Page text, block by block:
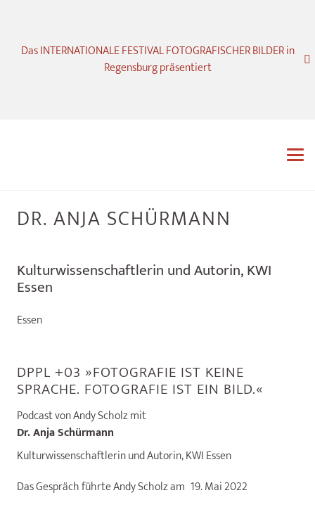
Das INTERNATIONALE FESTIVAL FOTOGRAFISCHER BILDER in
Regensburg präsentiert
DR. ANJA SCHÜRMANN
Kulturwissenschaftlerin und Autorin, KWI
Essen
Essen
DPPL +03 »FOTOGRAFIE IST KEINE
SPRACHE. FOTOGRAFIE IST EIN BILD.«
Podcast von Andy Scholz mit
Dr. Anja Schürmann
Kulturwissenschaftlerin und Autorin, KWI Essen
Das Gespräch führte Andy Scholz am 19. Mai 2022